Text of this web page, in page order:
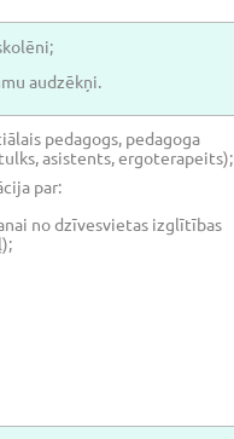
audzēkņi.
pedagogs, pedagoga
asistents, ergoterapeits);
par:
no dzīvesvietas izglītības